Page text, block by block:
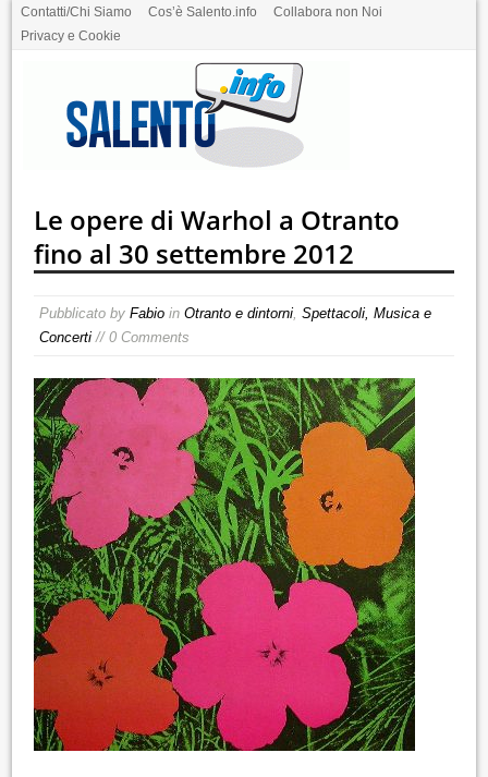
Contatti/Chi Siamo Cos’è Salento.info
Collabora non Noi
Privacy e Cookie
Le opere di Warhol a Otranto
fino al 30 settembre 2012
Pubblicato byFabio inOtranto e dintorni,Spettacoli, Musica e
Concerti // 0 Comments